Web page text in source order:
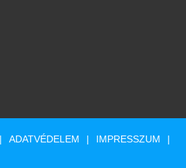
ADATVÉDELEM IMPRESSZUM